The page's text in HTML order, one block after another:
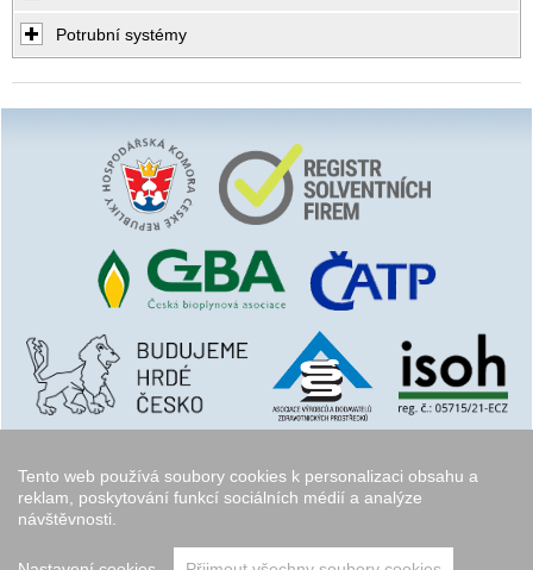
Tento web používá soubory cookies k personalizaci obsahu a
reklam, poskytování funkcí sociálních médií a analýze
návštěvnosti.
Potrubní systémy